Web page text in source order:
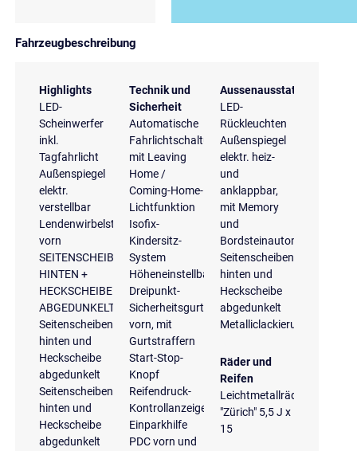
Fahrzeugbeschreibung
Highlights
LED-
Scheinwerfer
inkl.
Tagfahrlicht
Außenspiegel
elektr.
verstellbar
Lendenwirbelstützen
vorn
SEITENSCHEIBEN
HINTEN +
HECKSCHEIBE
ABGEDUNKELT
Seitenscheiben
hinten und
Heckscheibe
abgedunkelt
Seitenscheiben
hinten und
Heckscheibe
abgedunkelt
Technik und
Sicherheit
Automatische
Fahrlichtschaltung
mit Leaving
Home /
Coming-Home-
Lichtfunktion
Isofix-
Kindersitz-
System
Höheneinstellbare
Dreipunkt-
Sicherheitsgurte
vorn, mit
Gurtstraffern
Start-Stop-
Knopf
Reifendruck-
Kontrollanzeige
Einparkhilfe
PDC vorn und
Aussenausstattung
LED-
Rückleuchten
Außenspiegel
elektr. heiz-
und
anklappbar,
mit Memory
und
Bordsteinautomatik
Seitenscheiben
hinten und
Heckscheibe
abgedunkelt
Metalliclackierung
Räder und
Reifen
Leichtmetallräder
"Zürich" 5,5 J x
15